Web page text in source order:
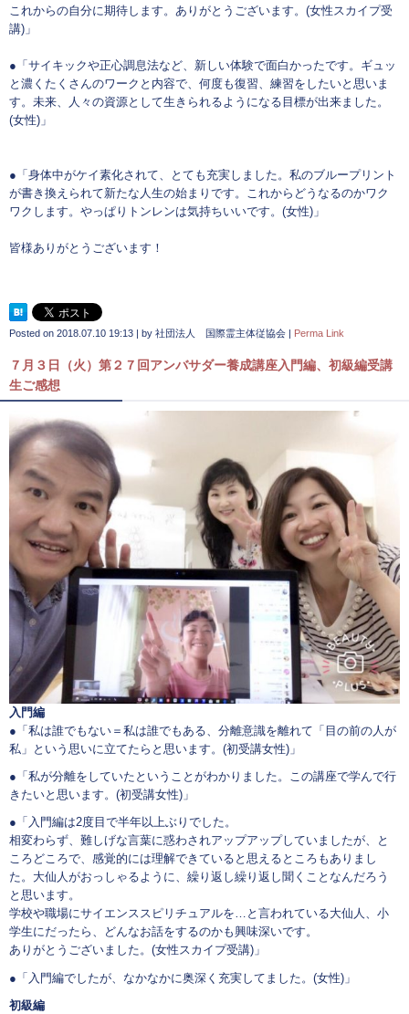
これからの自分に期待します。ありがとうございます。(女性スカイプ受
講)」
●「サイキックや正心調息法など、新しい体験で面白かったです。ギュッ
と濃くたくさんのワークと内容で、何度も復習、練習をしたいと思いま
す。未来、人々の資源として生きられるようになる目標が出来ました。
(女性)」
●「身体中がケイ素化されて、とても充実しました。私のブループリント
が書き換えられて新たな人生の始まりです。これからどうなるのかワク
ワクします。やっぱりトンレンは気持ちいいです。(女性)」
皆様ありがとうございます！
Posted on 2018.07.10 19:13 | by 社団法人 国際霊主体従協会 | Perma Link
７月３日（火）第２７回アンバサダー養成講座入門編、初級編受講
生ご感想
入門編
●「私は誰でもない＝私は誰でもある、分離意識を離れて「目の前の人が
私」という思いに立てたらと思います。(初受講女性)」
●「私が分離をしていたということがわかりました。この講座で学んで行
きたいと思います。(初受講女性)」
●「入門編は2度目で半年以上ぶりでした。
相変わらず、難しげな言葉に惑わされアップアップしていましたが、と
ころどころで、感覚的には理解できていると思えるところもありまし
た。大仙人がおっしゃるように、繰り返し繰り返し聞くことなんだろう
と思います。
学校や職場にサイエンススピリチュアルを…と言われている大仙人、小
学生にだったら、どんなお話をするのかも興味深いです。
ありがとうございました。(女性スカイプ受講)」
●「入門編でしたが、なかなかに奥深く充実してました。(女性)」
初級編